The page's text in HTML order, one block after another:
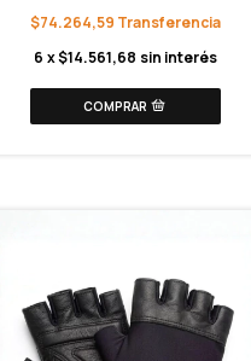
$74.264,59
6 x$14.561,68 sin interés